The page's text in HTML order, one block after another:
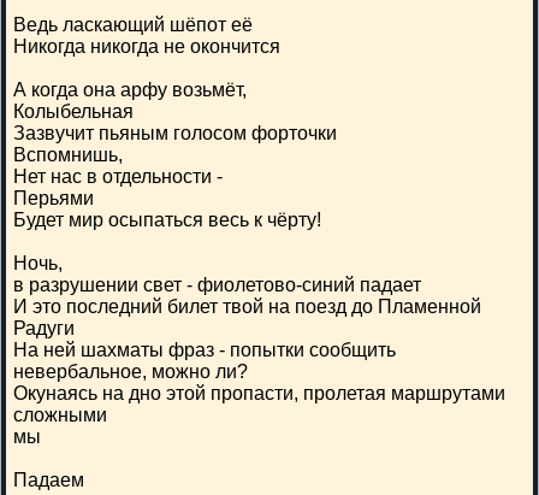
Ведь ласкающий шёпот её
Никогда никогда не окончится
А когда она арфу возьмёт,
Колыбельная
Зазвучит пьяным голосом форточки
Вспомнишь,
Нет нас в отдельности -
Перьями
Будет мир осыпаться весь к чёрту!
Ночь,
в разрушении свет - фиолетово-синий падает
И это последний билет твой на поезд до Пламенной
Радуги
На ней шахматы фраз - попытки сообщить
невербальное, можно ли?
Окунаясь на дно этой пропасти, пролетая маршрутами
сложными
мы
Падаем